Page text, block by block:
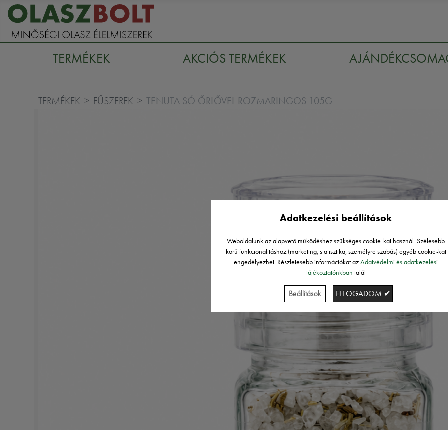
TERMÉKEK AKCIÓS TERMÉKEK
TERMÉKEK FŰSZEREK TENUTA SÓ ŐRLŐVEL ROZMARINGOS 105G
Adatkezelési beállítások
Weboldalunk az alapvető működéshez szükséges cookie-kat használ. Szélesebb
körű funkcionalitáshoz (marketing, statisztika, személyre szabás) egyéb cookie-kat
engedélyezhet. Részletesebb információkat azAdatvédelmi és adatkezelési
tájékoztatónkban talál
Beállítások ELFOGADOM ✔